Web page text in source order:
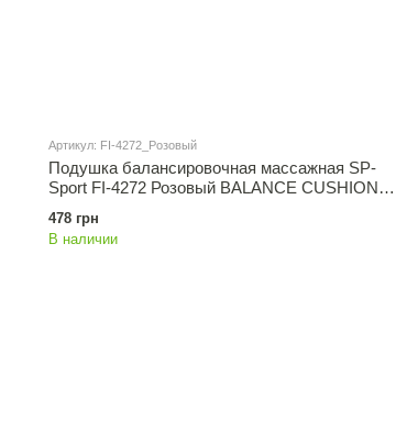
Артикул: FI-4272_Розовый
Подушка балансировочная массажная SP-
Sport FI-4272 Розовый BALANCE CUSHION
478 грн
В наличии